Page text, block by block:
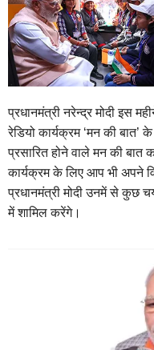
प्रधानमंत्री नरेन्द्र मोदी इस
रेडियो कार्यक्रम ‘मन की
प्रसारित होने वाले मन की बात
कार्यक्रम के लिए आप भी अपने
प्रधानमंत्री मोदी उनमें से कुछ
में शामिल करेंगे।